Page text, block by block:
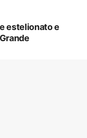
estelionato e